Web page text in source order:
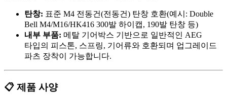
탄창: 표준 M4 전동건(전동건) 탄창 호환(예시: Double
Bell M4/M16/HK416 300발 하이캡, 190발 탄창 등)
내부 부품: 메탈 기어박스 기반으로 일반적인 AEG
타입의 피스톤, 스프링, 기어류와 호환되며 업그레이드
파츠 장착이 가능합니다.
📋 제품 사양